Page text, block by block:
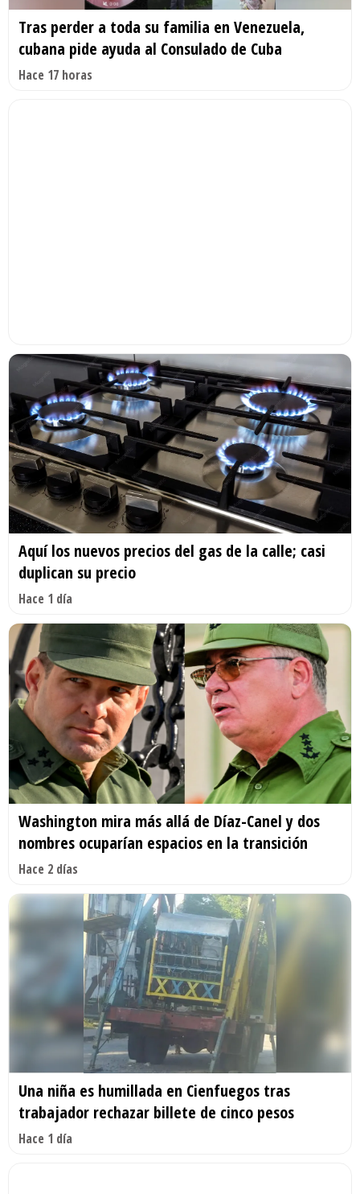
Tras perder a toda su familia en Venezuela,
cubana pide ayuda al Consulado de Cuba
Hace 17 horas
Aquí los nuevos precios del gas de la calle; casi
duplican su precio
Hace 1 día
Washington mira más allá de Díaz-Canel y dos
nombres ocuparían espacios en la transición
Hace 2 días
Una niña es humillada en Cienfuegos tras
trabajador rechazar billete de cinco pesos
Hace 1 día